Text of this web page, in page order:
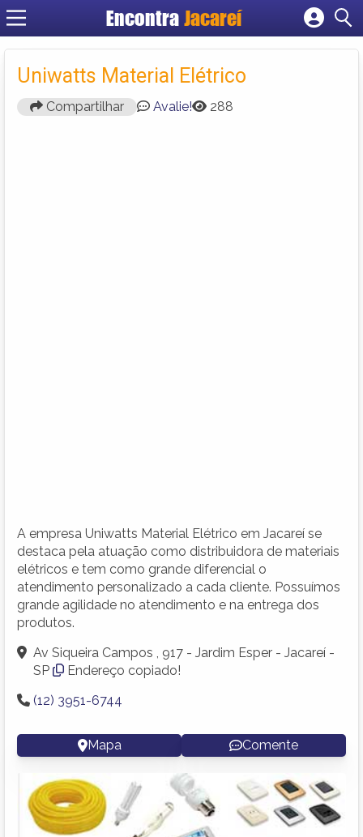
Encontra Jacareí
Cadastrar empresa
Criar conta
Uniwatts Material Elétrico
Compartilhar Avalie! 288
A empresa Uniwatts Material Elétrico em Jacareí se
destaca pela atuação como distribuidora de materiais
elétricos e tem como grande diferencial o
atendimento personalizado a cada cliente. Possuímos
grande agilidade no atendimento e na entrega dos
produtos.
Av Siqueira Campos , 917 - Jardim Esper - Jacareí -
SP
Endereço copiado!
(12) 3951-6744
Mapa Comente